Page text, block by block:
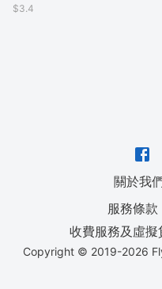
$3.4
關於我
服務條款
收費服務及虛
Copyright © 2019-2026